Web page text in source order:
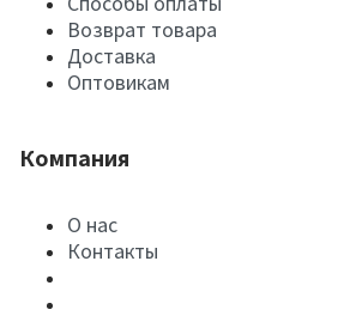
Возврат товара
Доставка
Оптовикам
Компания
О нас
Контакты